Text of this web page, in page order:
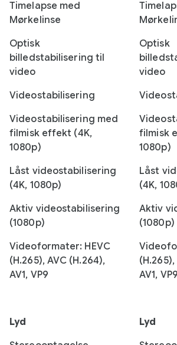
Timelapse med
Mørkelinse
Optisk
billedstabilisering til
video
Videostabilisering
Videostabilisering med
filmisk effekt (4K,
1080p)
Låst videostabilisering
(4K, 1080p)
Aktiv videostabilisering
(1080p)
Videoformater: HEVC
(H.265), AVC (H.264),
AV1, VP9
Lyd
Optisk
video
filmisk
1080p)
Låst
(4K,
Aktiv
(1080p)
AV1, VP9
Lyd